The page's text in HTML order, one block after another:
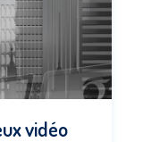
vidéo